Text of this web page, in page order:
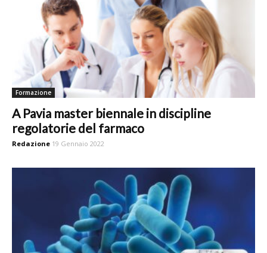
Formazione
A Pavia master biennale in discipline
regolatorie del farmaco
Redazione 19 Gennaio 2022